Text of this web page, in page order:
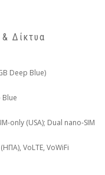
Δίκτυα
Deep Blue)
only (USA); Dual nano-SIM
VoLTE, VoWiFi